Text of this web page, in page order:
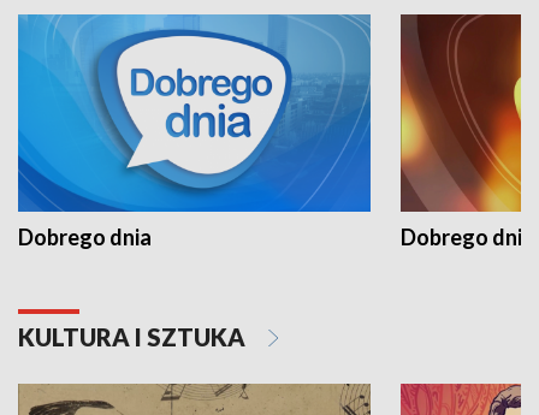
Dobrego dnia Dobrego dnia
KULTURA I SZTUKA